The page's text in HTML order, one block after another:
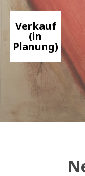
Verkauf
(in
Planung)